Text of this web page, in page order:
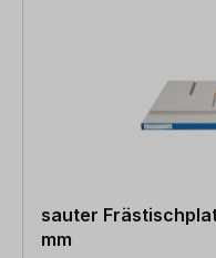
sauter
mm